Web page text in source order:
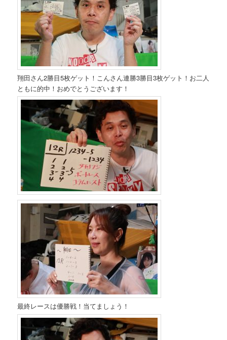
翔田さん2勝目5枚ゲット！こんさん連勝3勝目3枚ゲット！お二人
ともに的中！おめでとうございます！
最終レースは優勝戦！当てましょう！